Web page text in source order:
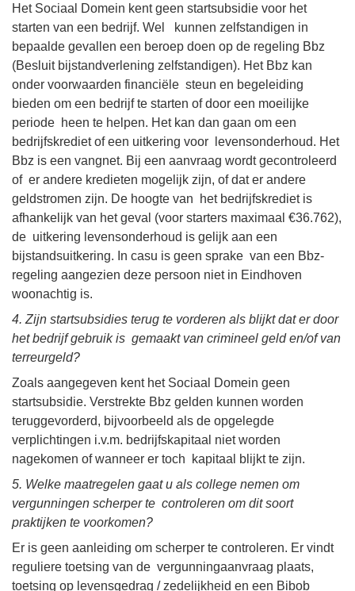
Het Sociaal Domein kent geen startsubsidie voor het
starten van een bedrijf. Wel kunnen zelfstandigen in
bepaalde gevallen een beroep doen op de regeling Bbz
(Besluit bijstandverlening zelfstandigen). Het Bbz kan
onder voorwaarden financiële steun en begeleiding
bieden om een bedrijf te starten of door een moeilijke
periode heen te helpen. Het kan dan gaan om een
bedrijfskrediet of een uitkering voor levensonderhoud. Het
Bbz is een vangnet. Bij een aanvraag wordt gecontroleerd
of er andere kredieten mogelijk zijn, of dat er andere
geldstromen zijn. De hoogte van het bedrijfskrediet is
afhankelijk van het geval (voor starters maximaal €36.762),
de uitkering levensonderhoud is gelijk aan een
bijstandsuitkering. In casu is geen sprake van een Bbz-
regeling aangezien deze persoon niet in Eindhoven
woonachtig is.
4. Zijn startsubsidies terug te vorderen als blijkt dat er door
het bedrijf gebruik is gemaakt van crimineel geld en/of van
terreurgeld?
Zoals aangegeven kent het Sociaal Domein geen
startsubsidie. Verstrekte Bbz gelden kunnen worden
teruggevorderd, bijvoorbeeld als de opgelegde
verplichtingen i.v.m. bedrijfskapitaal niet worden
nagekomen of wanneer er toch kapitaal blijkt te zijn.
5. Welke maatregelen gaat u als college nemen om
vergunningen scherper te controleren om dit soort
praktijken te voorkomen?
Er is geen aanleiding om scherper te controleren. Er vindt
reguliere toetsing van de vergunningaanvraag plaats,
toetsing op levensgedrag / zedelijkheid en een Bibob